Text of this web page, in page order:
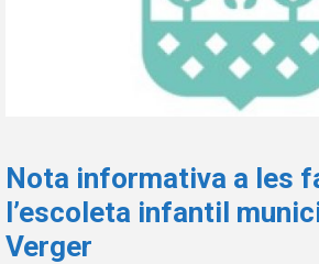
Nota informativa a les
l’escoleta infantil
Verger